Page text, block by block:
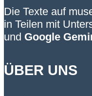
Die Texte auf
in Teilen mit
und Google
ÜBER UNS